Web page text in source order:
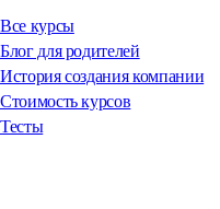
Все курсы
Блог для родителей
История создания компании
Стоимость курсов
Тесты